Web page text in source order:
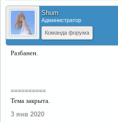
Shum
Администратор
Команда форума
Разбанен.
==========
Тема закрыта.
3 янв 2020